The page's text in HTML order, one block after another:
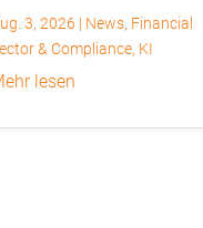
3, 2026 | News, Financial
& Compliance, KI
mehr lesen